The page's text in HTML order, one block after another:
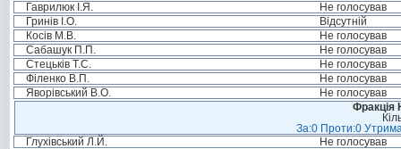
Гаврилюк І.Я.
Не голосував
Гринів І.О.
Відсутній
Косів М.В.
Не голосував
Сабашук П.П.
Не голосував
Стецьків Т.С.
Не голосував
Філенко В.П.
Не голосував
Яворівський В.О.
Не голосував
Фракція
За:0 Проти:0
Глухівський Л.Й.
Не голосував